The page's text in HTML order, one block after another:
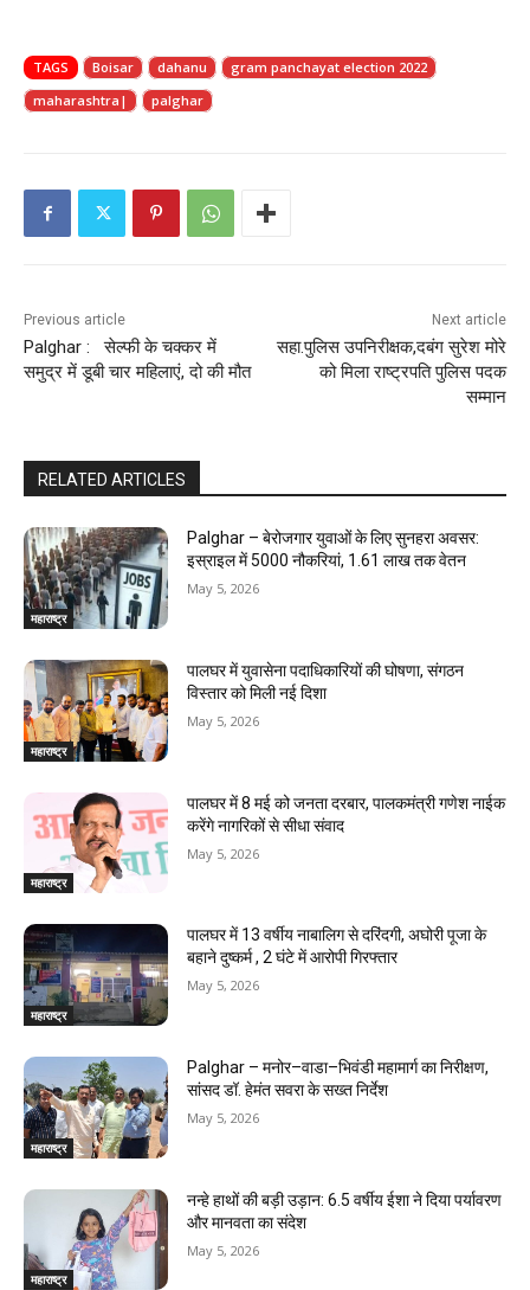
TAGS Boisar dahanu
gram panchayat election 2022
maharashtra|
palghar
Previous article
Palghar : सेल्फी के चक्कर में
समुद्र में डूबी चार महिलाएं, दो की मौत
Next article
सहा.पुलिस उपनिरीक्षक,दबंग सुरेश मोरे
को मिला राष्ट्रपति पुलिस पदक
सम्मान
RELATED ARTICLES
महाराष्ट्र
Palghar – बेरोजगार युवाओं के लिए सुनहरा अवसर:
इस्राइल में 5000 नौकरियां, ₹1.61 लाख तक वेतन
May 5, 2026
महाराष्ट्र
पालघर में युवासेना पदाधिकारियों की घोषणा, संगठन
विस्तार को मिली नई दिशा
May 5, 2026
महाराष्ट्र
पालघर में 8 मई को जनता दरबार, पालकमंत्री गणेश नाईक
करेंगे नागरिकों से सीधा संवाद
May 5, 2026
महाराष्ट्र
पालघर में 13 वर्षीय नाबालिग से दरिंदगी, अघोरी पूजा के
बहाने दुष्कर्म , 2 घंटे में आरोपी गिरफ्तार
May 5, 2026
महाराष्ट्र
Palghar – मनोर–वाडा–भिवंडी महामार्ग का निरीक्षण,
सांसद डॉ. हेमंत सवरा के सख्त निर्देश
May 5, 2026
महाराष्ट्र
नन्हे हाथों की बड़ी उड़ान: 6.5 वर्षीय ईशा ने दिया पर्यावरण
और मानवता का संदेश
May 5, 2026